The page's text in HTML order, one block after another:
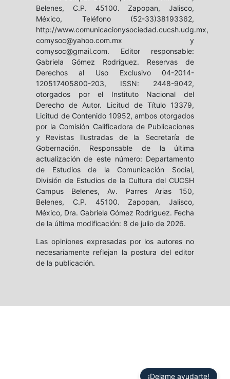
Belenes, C.P. 45100. Zapopan, Jalisco,
México, Teléfono (52-33)38193362,
http://www.comunicacionysociedad.cucsh.udg.mx,
comysoc@yahoo.com.mx y
comysoc@gmail.com. Editor responsable:
Gabriela Gómez Rodríguez. Reservas de
Derechos al Uso Exclusivo 04-2014-
120517405800-203, ISSN: 2448-9042,
otorgados por el Instituto Nacional del
Derecho de Autor. Licitud de Título 13379,
Licitud de Contenido 10952, ambos otorgados
por la Comisión Calificadora de Publicaciones
y Revistas Ilustradas de la Secretaría de
Gobernación. Responsable de la última
actualización de este número: Departamento
de Estudios de la Comunicación Social,
División de Estudios de la Cultura del CUCSH
Campus Belenes, Av. Parres Arias 150,
Belenes, C.P. 45100. Zapopan, Jalisco,
México, Dra. Gabriela Gómez Rodríguez. Fecha
de la última modificación: 8 de julio de 2026.
Las opiniones expresadas por los autores no
necesariamente reflejan la postura del editor
de la publicación.
¡Dejame ayudarte!